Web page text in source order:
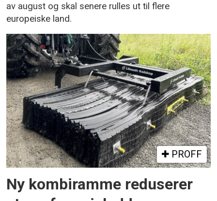
av august og skal senere rulles ut til flere
europeiske land.
PROFF
Ny kombiramme reduserer